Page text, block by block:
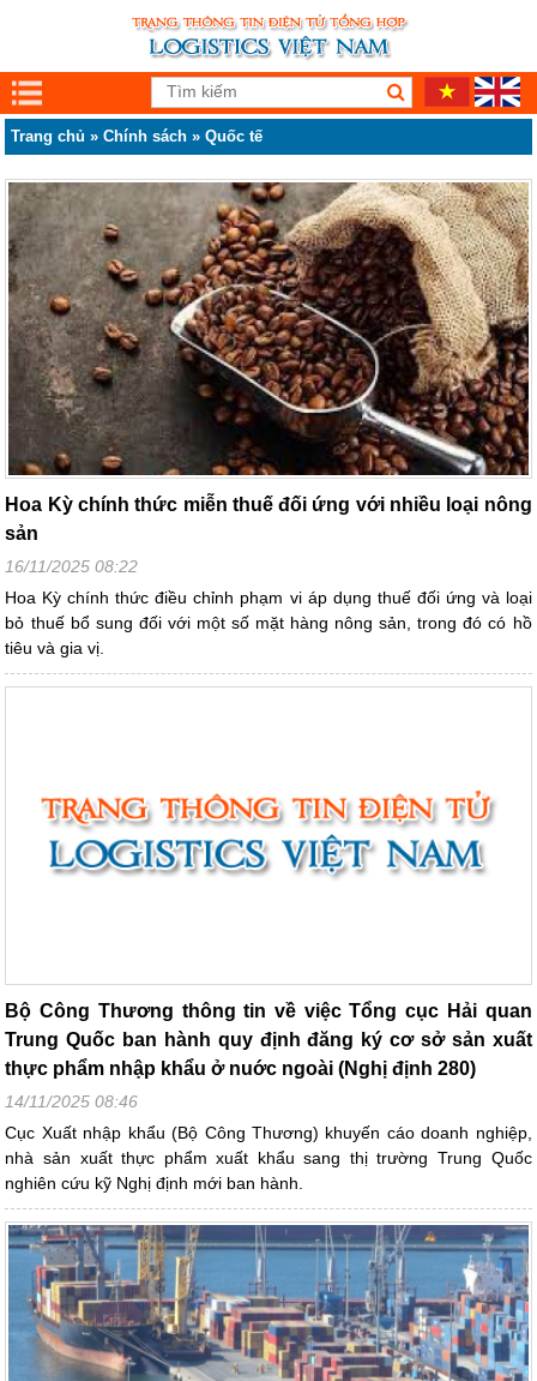
Trang chủ »Chính sách »Quốc tế
Hoa Kỳ chính thức miễn thuế đối ứng với nhiều loại nông
sản
16/11/2025 08:22
Hoa Kỳ chính thức điều chỉnh phạm vi áp dụng thuế đối ứng và loại
bỏ thuế bổ sung đối với một số mặt hàng nông sản, trong đó có hồ
tiêu và gia vị.
Bộ Công Thương thông tin về việc Tổng cục Hải quan
Trung Quốc ban hành quy định đăng ký cơ sở sản xuất
thực phẩm nhập khẩu ở nuớc ngoài (Nghị định 280)
14/11/2025 08:46
Cục Xuất nhập khẩu (Bộ Công Thương) khuyến cáo doanh nghiệp,
nhà sản xuất thực phẩm xuất khẩu sang thị trường Trung Quốc
nghiên cứu kỹ Nghị định mới ban hành.